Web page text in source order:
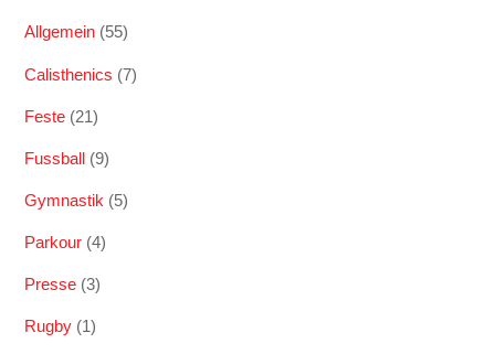
Allgemein (55)
Calisthenics (7)
Feste (21)
Fussball (9)
Gymnastik (5)
Parkour (4)
Presse (3)
Rugby (1)